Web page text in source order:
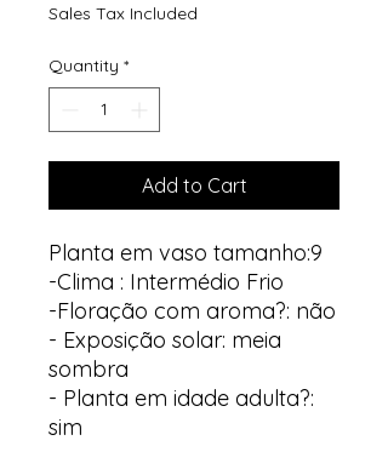
Sales Tax Included
Quantity *
Add to Cart
Planta em vaso tamanho:9
-Clima : Intermédio Frio
-Floração com aroma?: não
- Exposição solar: meia
sombra
- Planta em idade adulta?:
sim